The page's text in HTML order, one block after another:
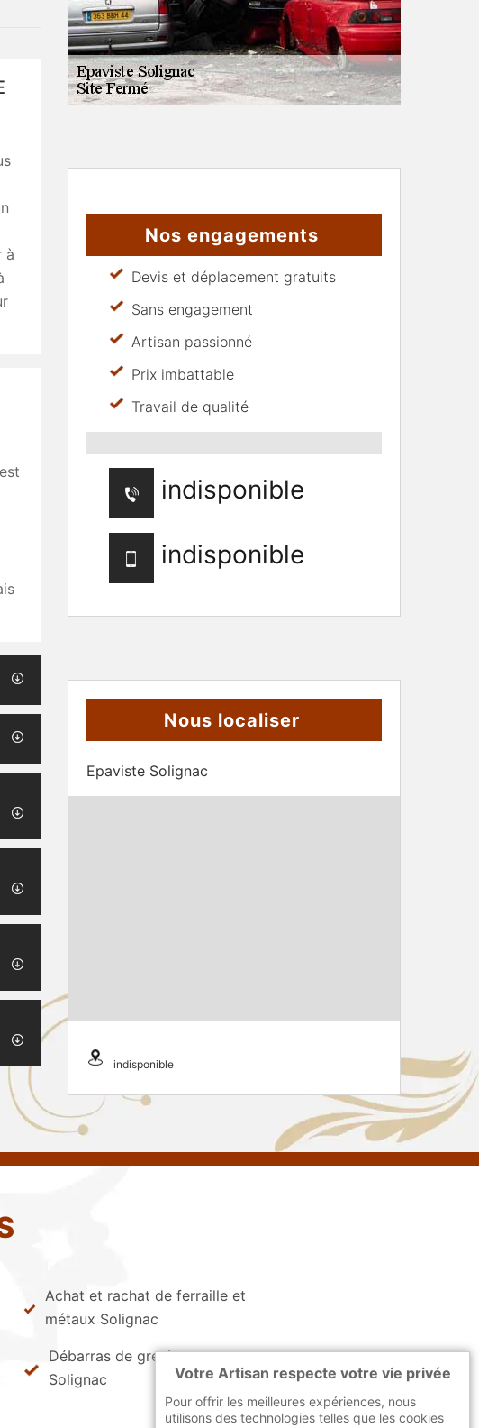
à
Nos engagements
Devis et déplacement gratuits
Sans engagement
Artisan passionné
Prix imbattable
Travail de qualité
indisponible
indisponible
Nous localiser
Epaviste Solignac
indisponible
Achat et rachat de ferraille et
métaux Solignac
Débarras de grenier et cave
Solignac
Votre Artisan respecte votre vie privée
Pour offrir les meilleures expériences, nous
utilisons des technologies telles que les cookies